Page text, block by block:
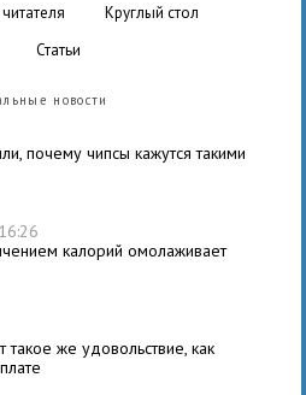
читателя
круглый стол
статьи
новости
почему чипсы кажутся такими
калорий омолаживает
такое же удовольствие, как